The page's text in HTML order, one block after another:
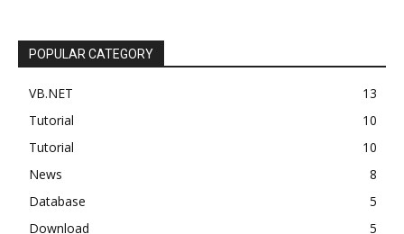
POPULAR CATEGORY
VB.NET
13
Tutorial
10
Tutorial
10
News
8
Database
5
Download
5